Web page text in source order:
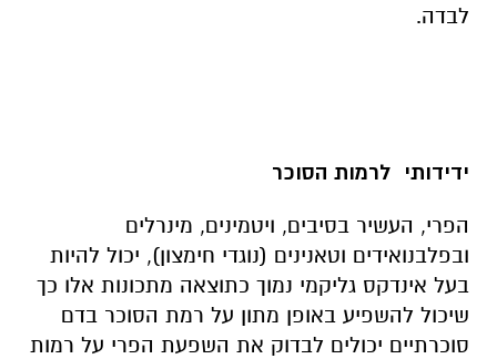
לבדה.
ידידותי לרמות הסוכר
הפרי, העשיר בסיבים, ויטמינים, מינרלים
ובפלבנואידים וטאנינים (נוגדי חימצון), יכול להיות
בעל אינדקס גליקמי נמוך כתוצאה מתכונות אלו כך
שיכול להשפיע באופן מתון על רמת הסוכר בדם
סוכרתיים יכולים לבדוק את השפעת הפרי על רמות